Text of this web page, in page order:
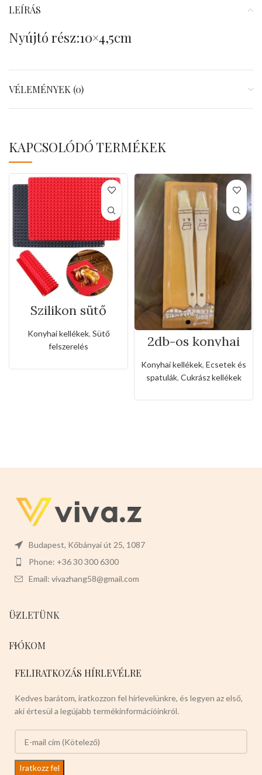
LEÍRÁS
Nyújtó rész:10×4,5cm
VÉLEMÉNYEK (0)
KAPCSOLÓDÓ TERMÉKEK
Szilikon sütő
alátét
Konyhai kellékek, Sütő
felszerelés
2db-os konyhai
ecset (1.0-ás)
Konyhai kellékek, Ecsetek és
spatulák, Cukrász kellékek
Budapest, Kőbányai út 25, 1087
Phone: +36 30 300 6300
Email: vivazhang58@gmail.com
ÜZLETÜNK
FIÓKOM
FELIRATKOZÁS HÍRLEVÉLRE
Kedves barátom, iratkozzon fel hírlevelünkre, és legyen az első,
aki értesül a legújabb termékinformációinkról.